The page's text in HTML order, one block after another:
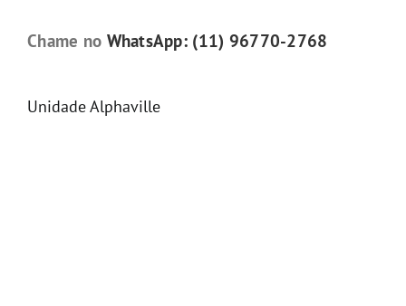
Chame no WhatsApp: (11) 96770-2768
Unidade Alphaville